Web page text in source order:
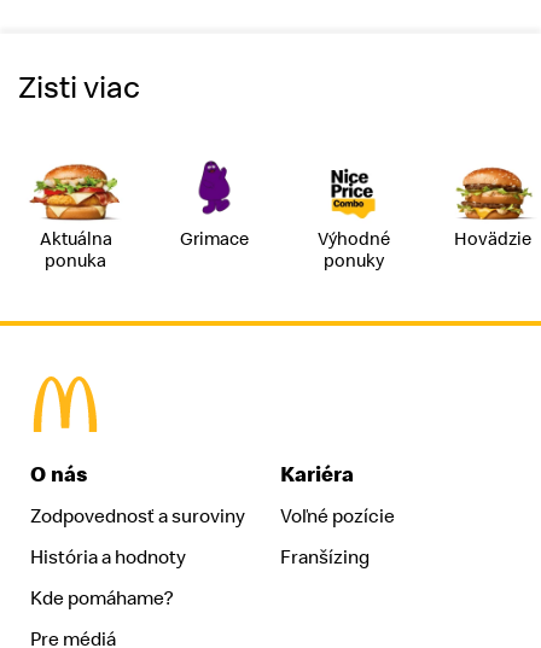
Zisti viac
Aktuálna
ponuka
Grimace
Výhodné
ponuky
Hovädzie
O nás
Zodpovednosť a suroviny
História a hodnoty
Kde pomáhame?
Pre médiá
Kariéra
Voľné pozície
Franšízing